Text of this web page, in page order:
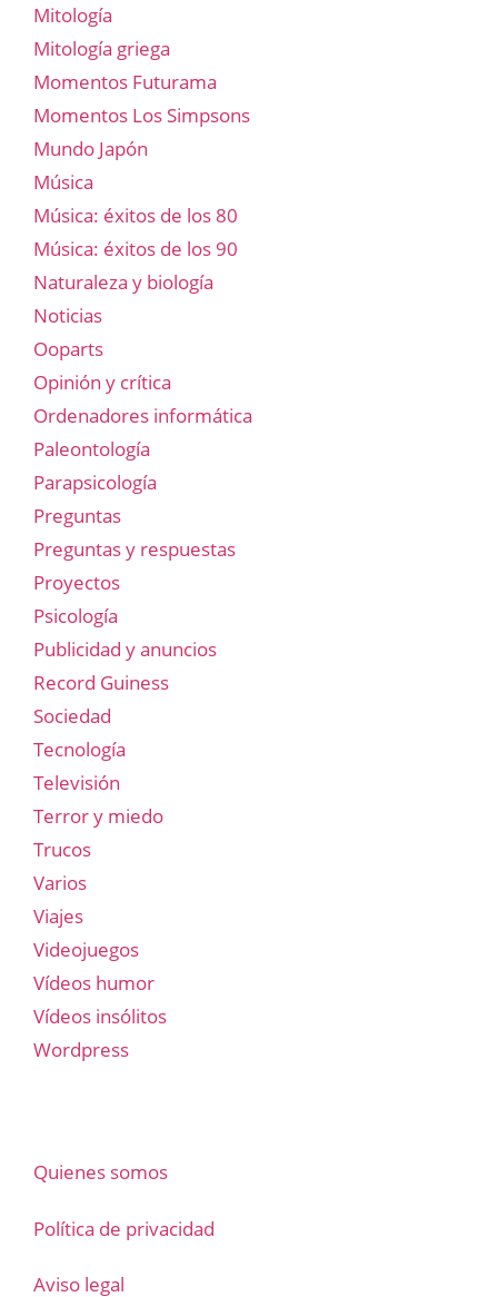
Mitología
Mitología griega
Momentos Futurama
Momentos Los Simpsons
Mundo Japón
Música
Música: éxitos de los 80
Música: éxitos de los 90
Naturaleza y biología
Noticias
Ooparts
Opinión y crítica
Ordenadores informática
Paleontología
Parapsicología
Preguntas
Preguntas y respuestas
Proyectos
Psicología
Publicidad y anuncios
Record Guiness
Sociedad
Tecnología
Televisión
Terror y miedo
Trucos
Varios
Viajes
Videojuegos
Vídeos humor
Vídeos insólitos
Wordpress
Quienes somos
Política de privacidad
Aviso legal